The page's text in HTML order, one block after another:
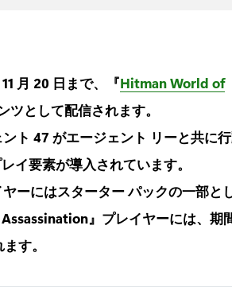
月 20 日まで、『Hitman World of
ツとして配信されます。
ト 47 がエージェント リーと共に
イ要素が導入されています。
ーにはスターター パックの一部と
』プレイヤーには、期
す。